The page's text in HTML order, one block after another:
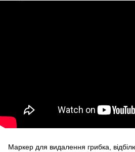
Маркер для видалення грибка,